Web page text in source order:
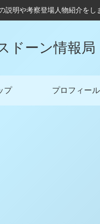
説明や考察登場人物紹介をし
ドーン情報局
プ プロフィール